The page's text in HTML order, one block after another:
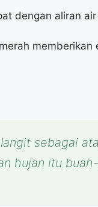
dengan aliran
sebagai
hujan itu